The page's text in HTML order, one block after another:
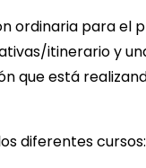
ordinaria para el
itinerario y
que está
diferentes cursos: